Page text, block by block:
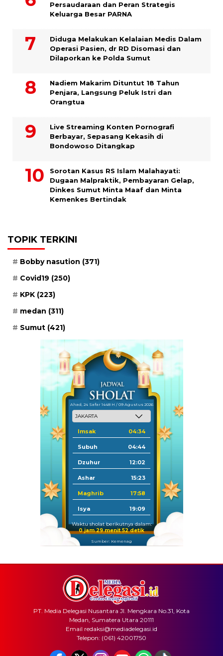
Persaudaraan dan Peran Strategis
Keluarga Besar PARNA
Diduga Melakukan Kelalaian Medis Dalam
Operasi Pasien, dr RD Disomasi dan
Dilaporkan ke Polda Sumut
​Nadiem Makarim Dituntut 18 Tahun
Penjara, Langsung Peluk Istri dan
Orangtua
Live Streaming Konten Pornografi
Berbayar, Sepasang Kekasih di
Bondowoso Ditangkap
Sorotan Kasus RS Islam Malahayati:
Dugaan Malpraktik, Pembayaran Gelap,
Dinkes Sumut Minta Maaf dan Minta
Kemenkes Bertindak
TOPIK TERKINI
Bobby nasution (371)
Covid19 (250)
KPK (223)
medan (311)
Sumut (421)
Ahad, 24 Safar 1448 H / 09 Agustus 2026
Imsak 04:34
Subuh 04:44
Dzuhur 12:02
Ashar 15:23
Maghrib 17:58
Isya 19:09
Waktu sholat berikutnya dalam:
0 jam 29 menit 52 detik
Sumber: Kemenag
PT. Media Delegasi Nusantara Jl. Mengkara No.31, Kota
Medan, Sumatera Utara 20111
Email redaksi@mediadelegasi.id
Telepon: (061) 42001750